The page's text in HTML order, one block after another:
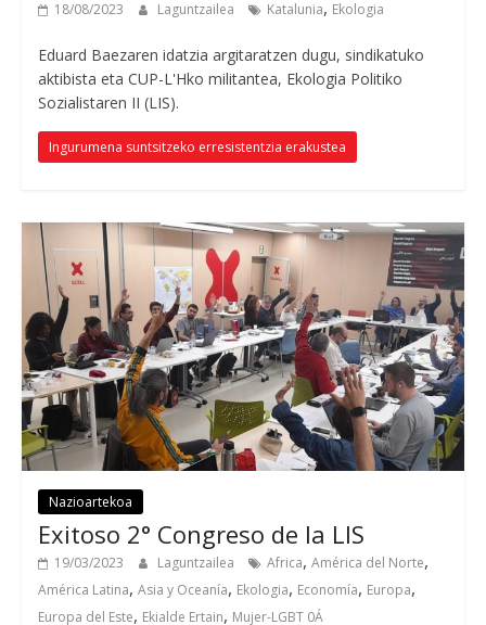
18/08/2023 Laguntzailea Katalunia, Ekologia
Eduard Baezaren idatzia argitaratzen dugu, sindikatuko
aktibista eta CUP-L'Hko militantea, Ekologia Politiko
Sozialistaren II (LIS).
Ingurumena suntsitzeko erresistentzia erakustea
Nazioartekoa
Exitoso 2° Congreso de la LIS
19/03/2023 Laguntzailea Africa, América del Norte,
América Latina, Asia y Oceanía, Ekologia, Economía, Europa,
Europa del Este, Ekialde Ertain, Mujer-LGBT 0Á